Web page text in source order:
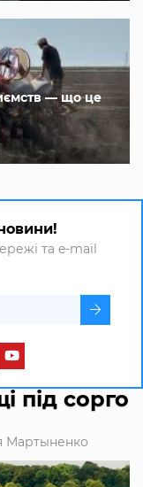
— що це
та e-mail
під сорго
Мартыненко